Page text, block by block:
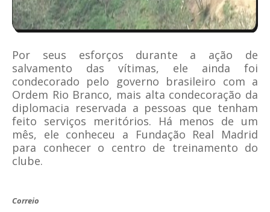
Por seus esforços durante a ação de
salvamento das vítimas, ele ainda foi
condecorado pelo governo brasileiro com a
Ordem Rio Branco, mais alta condecoração da
diplomacia reservada a pessoas que tenham
feito serviços meritórios. Há menos de um
mês, ele conheceu a Fundação Real Madrid
para conhecer o centro de treinamento do
clube.
Correio